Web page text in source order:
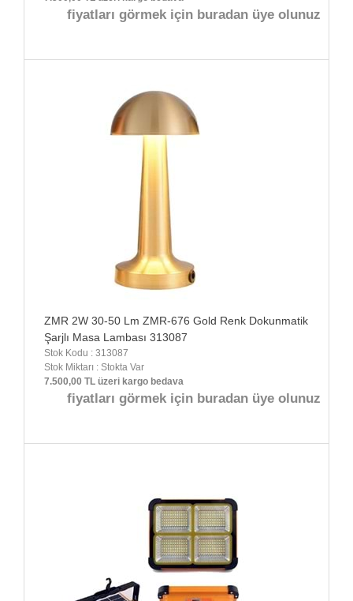
fiyatları görmek için buradan üye olunuz
ZMR 2W 30-50 Lm ZMR-676 Gold Renk Dokunmatik
Şarjlı Masa Lambası 313087
Stok Kodu : 313087
Stok Miktarı : Stokta Var
7.500,00 TL üzeri kargo bedava
fiyatları görmek için buradan üye olunuz